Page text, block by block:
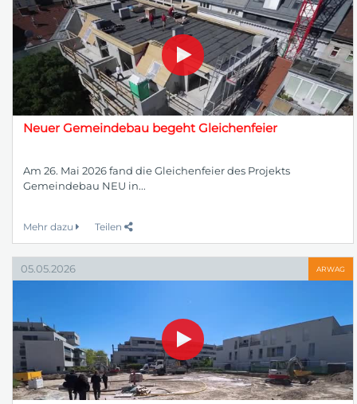
Neuer Gemeindebau begeht Gleichenfeier
Am 26. Mai 2026 fand die Gleichenfeier des Projekts
Gemeindebau NEU in...
Mehr dazu Teilen
05.05.2026 ARWAG